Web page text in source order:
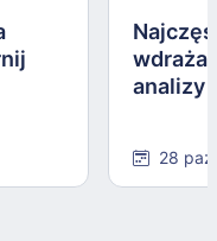
analizy
28